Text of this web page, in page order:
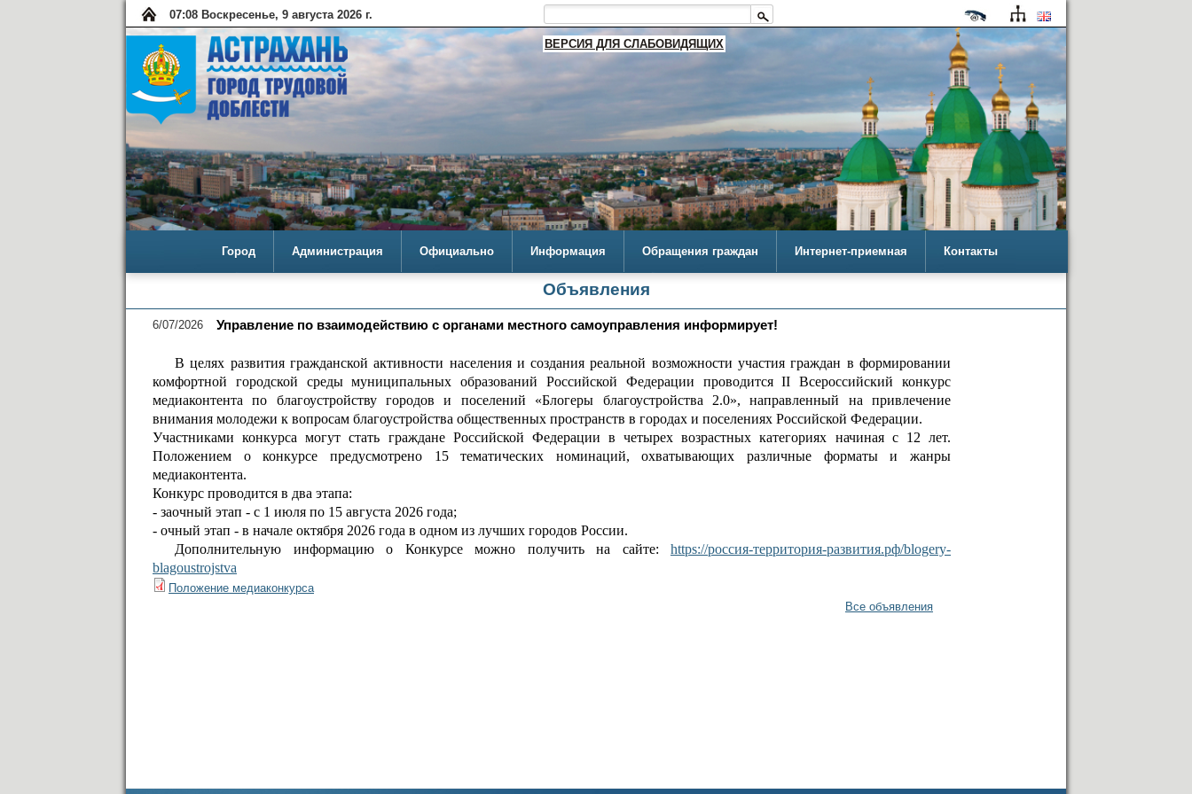
07:08 Воскресенье, 9 августа 2026 г.
ВЕРСИЯ ДЛЯ СЛАБОВИДЯЩИХ
Город Администрация Официально Информация Обращения граждан Интернет-приемная Контакты
Объявления
6/07/2026 Управление по взаимодействию с органами местного самоуправления информирует!
В целях развития гражданской активности населения и создания реальной возможности участия граждан в формировании
комфортной городской среды муниципальных образований Российской Федерации проводится II Всероссийский конкурс
медиаконтента по благоустройству городов и поселений «Блогеры благоустройства 2.0», направленный на привлечение
внимания молодежи к вопросам благоустройства общественных пространств в городах и поселениях Российской Федерации.
Участниками конкурса могут стать граждане Российской Федерации в четырех возрастных категориях начиная с 12 лет.
Положением о конкурсе предусмотрено 15 тематических номинаций, охватывающих различные форматы и жанры
медиаконтента.
Конкурс проводится в два этапа:
- заочный этап - с 1 июля по 15 августа 2026 года;
- очный этап - в начале октября 2026 года в одном из лучших городов России.
Дополнительную информацию о Конкурсе можно получить на сайте: https://россия-территория-развития.рф/blogery-
blagoustrojstva
Положение медиаконкурса
Все объявления